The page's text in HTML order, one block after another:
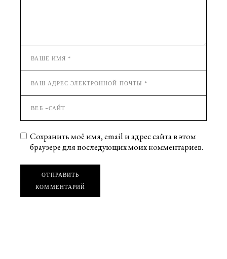
Сохранить моё имя, email и адрес сайта в этом
браузере для последующих моих комментариев.
ОТПРАВИТЬ
КОММЕНТАРИЙ